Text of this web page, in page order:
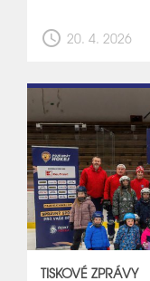
schedule 20. 4. 2026
TISKOVÉ ZPRÁVY